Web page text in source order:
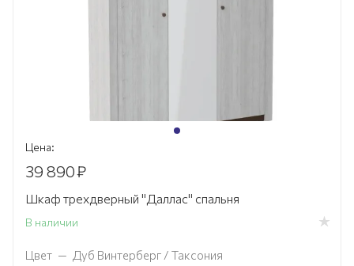
Цена:
39 890₽
Шкаф трехдверный "Даллас" спальня
В наличии
Цвет — Дуб Винтерберг / Таксония